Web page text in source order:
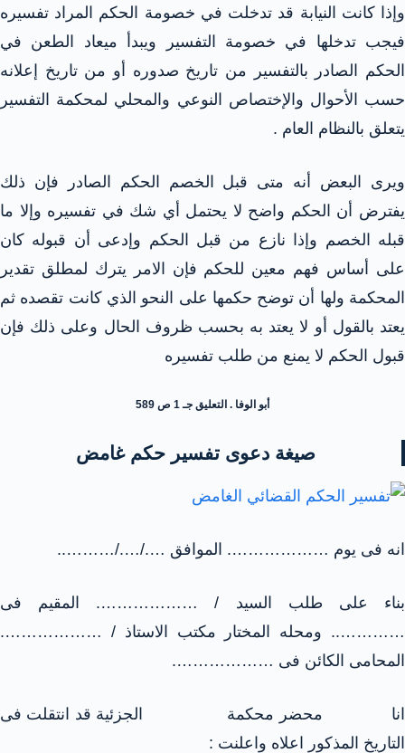
وإذا كانت النيابة قد تدخلت في خصومة الحكم المراد تفسيره
فيجب تدخلها في خصومة التفسير ويبدأ ميعاد الطعن في
الحكم الصادر بالتفسير من تاريخ صدوره أو من تاريخ إعلانه
حسب الأحوال والإختصاص النوعي والمحلي لمحكمة التفسير
يتعلق بالنظام العام .
ويرى البعض أنه متى قبل الخصم الحكم الصادر فإن ذلك
يفترض أن الحكم واضح لا يحتمل أي شك في تفسيره وإلا ما
قبله الخصم وإذا نازع من قبل الحكم وإدعى أن قبوله كان
على أساس فهم معين للحكم فإن الامر يترك لمطلق تقدير
المحكمة ولها أن توضح حكمها على النحو الذي كانت تقصده ثم
يعتد بالقول أو لا يعتد به بحسب ظروف الحال وعلى ذلك فإن
قبول الحكم لا يمنع من طلب تفسيره
أبو الوفا . التعليق جـ 1 ص 589
صيغة دعوى تفسير حكم غامض
انه فى يوم ………………. الموافق …./…./………..
بناء على طلب السيد / ………………. المقيم فى
………….. ومحله المختار مكتب الاستاذ / ……………….
المحامى الكائن فى ……………….
انا محضر محكمة الجزئية قد انتقلت فى
التاريخ المذكور اعلاه واعلنت :